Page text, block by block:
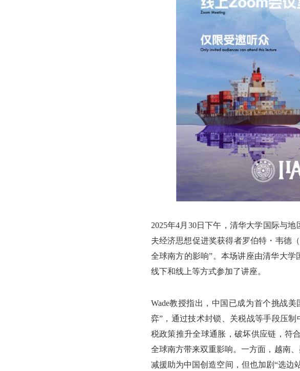
2025年4月30日下午，清华大学国际与
夫经济思想促进奖获得者罗伯特・韦德
全球南方的影响”。本场讲座由清华大
线下和线上等方式参加了讲座。
Wade教授指出，中国已成为首个挑战
弈”，通过技术封锁、关税战等手段压
税政策推升全球通胀，破坏供应链，符
全球南方带来双重影响。一方面，越南
减援助为中国创造空间，但也加剧“选边